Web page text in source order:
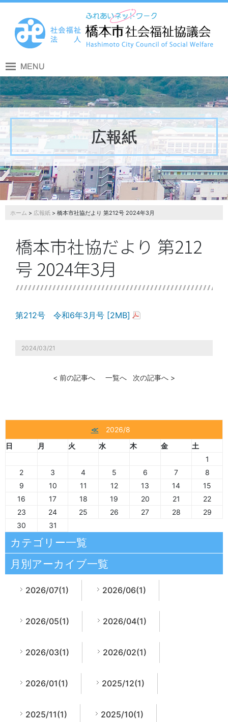
広報紙
ホーム > 広報紙 > 橋本市社協だより 第212号 2024年3月
橋本市社協だより 第212
号 2024年3月
第212号 令和6年3月号 [2MB]
2024/03/21
< 前の記事へ 一覧へ 次の記事へ >
≪ 2026/8
日
月 火 水 木 金
土
1
2
3 4 5 6 7
8
9
10 11 12 13 14
15
16
17 18 19 20 21
22
23
24 25 26 27 28
29
30
31
カテゴリー一覧
月別アーカイブ一覧
2026/07(1) 2026/06(1)
2026/05(1) 2026/04(1)
2026/03(1) 2026/02(1)
2026/01(1) 2025/12(1)
2025/11(1) 2025/10(1)